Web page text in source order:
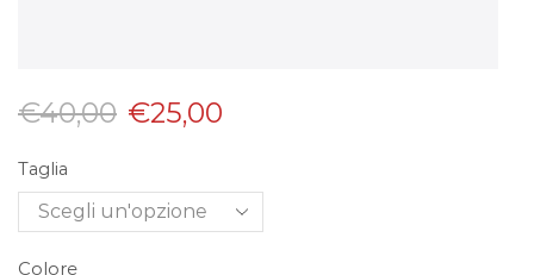
€40,00 €25,00
Taglia
Colore